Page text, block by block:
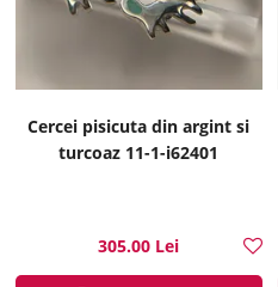
Cercei pisicuta din argint si
turcoaz 11-1-i62401
305.00 Lei